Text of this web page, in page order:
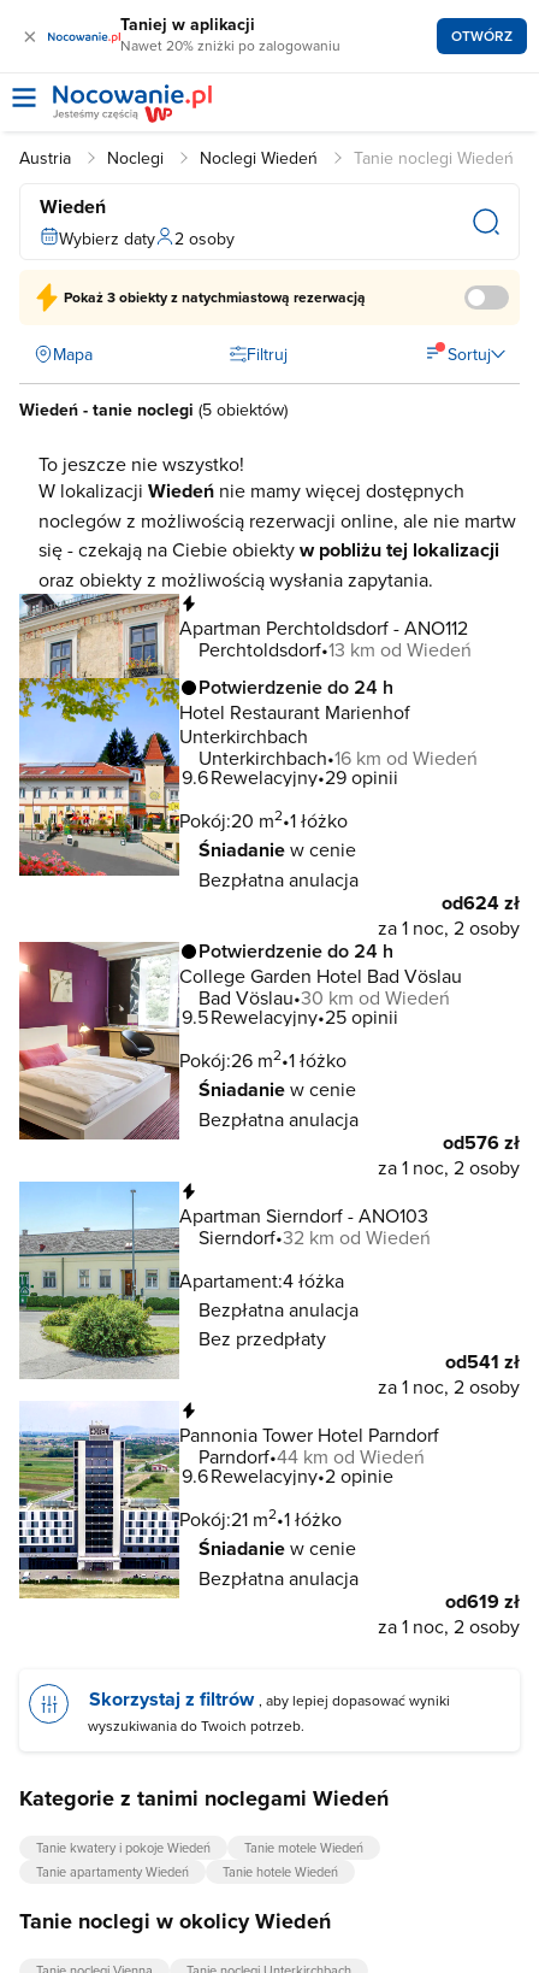
× Taniej w aplikacji
Nawet 20% zniżki po zalogowaniu OTWÓRZ
Austria Noclegi Noclegi Wiedeń Tanie noclegi Wiedeń
Wiedeń
Wybierz daty 2 osoby
Pokaż3 obiektyz natychmiastową rezerwacją
Mapa Filtruj Sortuj
Wiedeń - tanie noclegi (5 obiektów)
To jeszcze nie wszystko!
W lokalizacji Wiedeń nie mamy więcej dostępnych
noclegów z możliwością rezerwacji online, ale nie martw
się - czekają na Ciebie obiektyw pobliżu tej lokalizacji
oraz obiekty z możliwością wysłania zapytania.
Apartman Perchtoldsdorf - ANO112
Perchtoldsdorf 13 km od Wiedeń
Potwierdzenie do 24 h
Hotel Restaurant Marienhof
Unterkirchbach
Unterkirchbach 16 km od Wiedeń
9.6Rewelacyjny 29 opinii
Pokój:20 m2 1 łóżko
Śniadaniew cenie
Bezpłatna anulacja
od624 zł
za 1 noc, 2 osoby
Potwierdzenie do 24 h
College Garden Hotel Bad Vöslau
Bad Vöslau 30 km od Wiedeń
9.5Rewelacyjny 25 opinii
Pokój:26 m2 1 łóżko
Śniadaniew cenie
Bezpłatna anulacja
od576 zł
za 1 noc, 2 osoby
Apartman Sierndorf - ANO103
Sierndorf 32 km od Wiedeń
Apartament:4 łóżka
Bezpłatna anulacja
Bez przedpłaty
od541 zł
za 1 noc, 2 osoby
Pannonia Tower Hotel Parndorf
Parndorf 44 km od Wiedeń
9.6Rewelacyjny 2 opinie
Pokój:21 m2 1 łóżko
Śniadaniew cenie
Bezpłatna anulacja
od619 zł
za 1 noc, 2 osoby
Skorzystaj z filtrów , aby lepiej dopasować wyniki
wyszukiwania do Twoich potrzeb.
Kategorie z tanimi noclegami Wiedeń
Tanie kwatery i pokoje Wiedeń
Tanie motele Wiedeń
Tanie apartamenty Wiedeń
Tanie hotele Wiedeń
Tanie noclegi w okolicy Wiedeń